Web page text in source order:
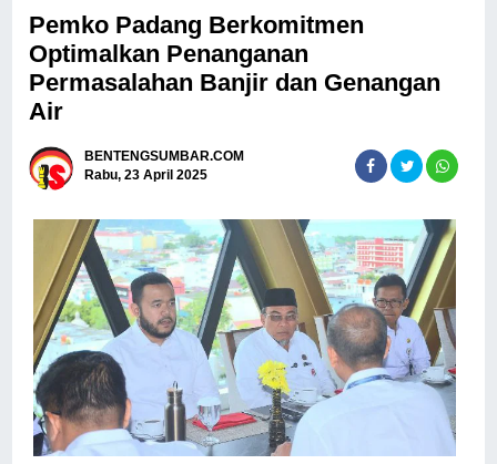
Pemko Padang Berkomitmen
Optimalkan Penanganan
Permasalahan Banjir dan Genangan
Air
BENTENGSUMBAR.COM
Rabu, 23 April 2025